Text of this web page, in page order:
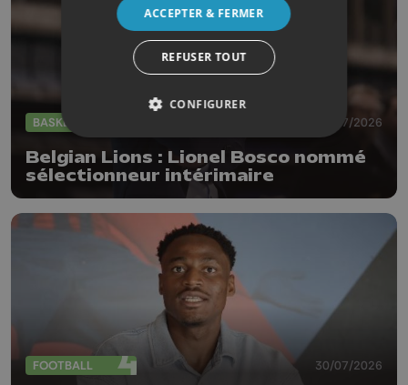
BASKET 30/07/2026
Belgian Lions : Lionel Bosco nommé
sélectionneur intérimaire
FOOTBALL 30/07/2026
ACCEPTER & FERMER
REFUSER TOUT
CONFIGURER